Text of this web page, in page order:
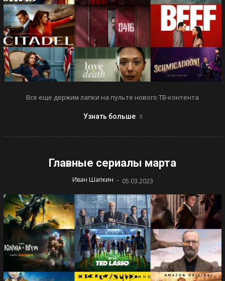
Все еще держим лапки на пульте нового ТВ-контента
Узнать больше
Главные сериалы марта
Иван Шапкин - 05.03.2023